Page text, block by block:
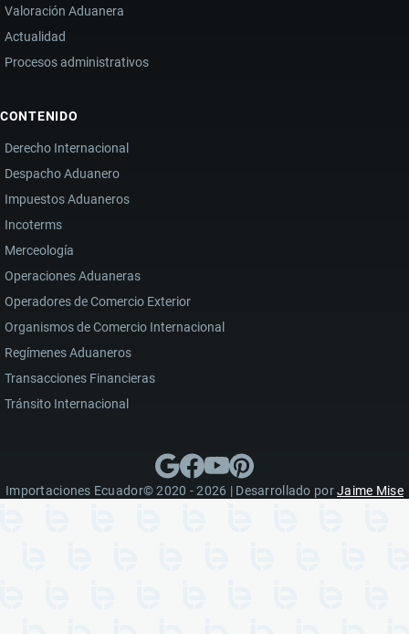
Valoración Aduanera
Actualidad
Procesos administrativos
CONTENIDO
Derecho Internacional
Despacho Aduanero
Impuestos Aduaneros
Incoterms
Merceología
Operaciones Aduaneras
Operadores de Comercio Exterior
Organismos de Comercio Internacional
Regímenes Aduaneros
Transacciones Financieras
Tránsito Internacional
Importaciones Ecuador© 2020 - 2026 | Desarrollado porJaime Mise